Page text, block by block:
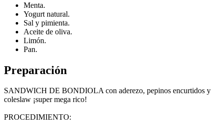
Menta.
Yogurt natural.
Sal y pimienta.
Aceite de oliva.
Limón.
Pan.
Preparación
SANDWICH DE BONDIOLA con aderezo, pepinos encurtidos y
coleslaw ¡super mega rico!
PROCEDIMIENTO: